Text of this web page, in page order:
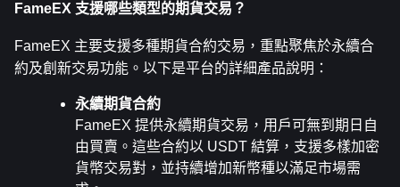
FameEX 支援哪些類型的期貨交易？
FameEX 主要支援多種期貨合約交易，重點聚焦於永續合
約及創新交易功能。以下是平台的詳細產品說明：
永續期貨合約
FameEX 提供永續期貨交易，用戶可無到期日自
由買賣。這些合約以 USDT 結算，支援多樣加密
貨幣交易對，並持續增加新幣種以滿足市場需